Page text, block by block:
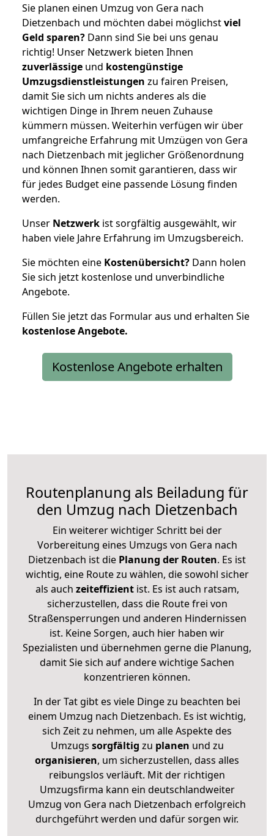
Sie planen einen Umzug von Gera nach
Dietzenbach und möchten dabei möglichstviel
Geld sparen? Dann sind Sie bei uns genau
richtig! Unser Netzwerk bieten Ihnen
zuverlässige und kostengünstige
Umzugsdienstleistungen zu fairen Preisen,
damit Sie sich um nichts anderes als die
wichtigen Dinge in Ihrem neuen Zuhause
kümmern müssen. Weiterhin verfügen wir über
umfangreiche Erfahrung mit Umzügen von Gera
nach Dietzenbach mit jeglicher Größenordnung
und können Ihnen somit garantieren, dass wir
für jedes Budget eine passende Lösung finden
werden.
Unser Netzwerk ist sorgfältig ausgewählt, wir
haben viele Jahre Erfahrung im Umzugsbereich.
Sie möchten eine Kostenübersicht? Dann holen
Sie sich jetzt kostenlose und unverbindliche
Angebote.
Füllen Sie jetzt das Formular aus und erhalten Sie
kostenloseAngebote.
Kostenlose Angebote erhalten
Routenplanung als Beiladung für
den Umzug nach Dietzenbach
Ein weiterer wichtiger Schritt bei der
Vorbereitung eines Umzugs von Gera nach
Dietzenbach ist die Planung der Routen. Es ist
wichtig, eine Route zu wählen, die sowohl sicher
als auch zeiteffizientist. Es ist auch ratsam,
sicherzustellen, dass die Route frei von
Straßensperrungen und anderen Hindernissen
ist. Keine Sorgen, auch hier haben wir
Spezialisten und übernehmen gerne die Planung,
damit Sie sich auf andere wichtige Sachen
konzentrieren können.
In der Tat gibt es viele Dinge zu beachten bei
einem Umzug nach Dietzenbach. Es ist wichtig,
sich Zeit zu nehmen, um alle Aspekte des
Umzugs sorgfältig zu planen und zu
organisieren, um sicherzustellen, dass alles
reibungslos verläuft. Mit der richtigen
Umzugsfirma kann ein deutschlandweiter
Umzug von Gera nach Dietzenbach erfolgreich
durchgeführt werden und dafür sorgen wir.